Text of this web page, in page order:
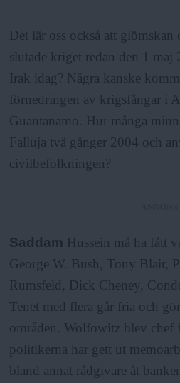
Det lär oss också att
slutade kriget redan den 1 maj
Irak idag? Några kanske
förnedringen av krigsfångar i
Guantanamo. Hur många
Falluja två gånger 2004 och
civilbefolkningen?
Saddam Hussein må ha fått
George W. Bush, Tony Blair,
Rumsfeld, Dick Cheney,
Tenet med flera går fria och
områden. Wolfowitz blev chef
politikerna har gett ut
bland annat rådgivare åt